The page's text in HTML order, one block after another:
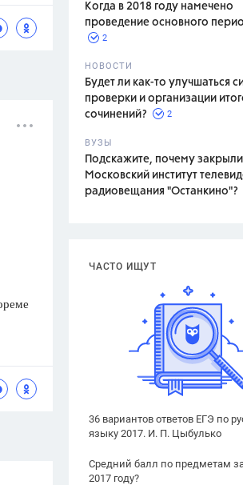
Когда в 2018 году намечено
проведение основного
2
НОВОСТИ
Будет ли как-то улучшаться
проверки и организации
сочинений?
2
ВУЗЫ
Подскажите, почему
Московский институт
радиовещания "Останкино"?
ЧАСТО ИЩУТ
36 вариантов ответов ЕГЭ по
языку 2017. И. П. Цыбулько
Средний балл по предметам
2017 году?